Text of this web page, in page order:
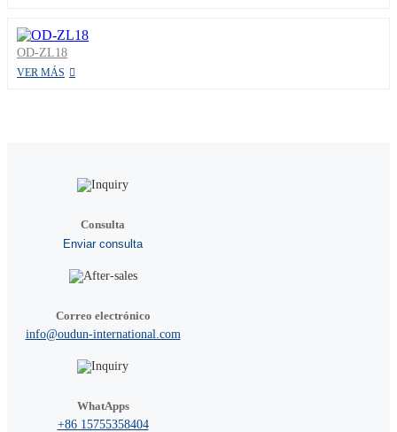
OD-ZL18
VER MÁS
Consulta
Enviar consulta
Correo electrónico
info@oudun-international.com
WhatApps
+86 15755358404